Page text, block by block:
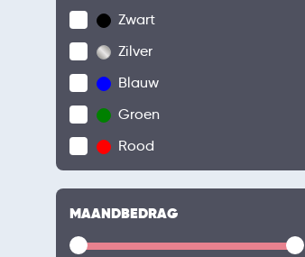
Zwart
Zilver
Blauw
Groen
Rood
MAANDBEDRAG